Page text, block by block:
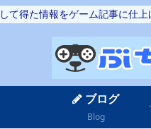
て得た情報をゲーム記事に仕
ブログ
Blog